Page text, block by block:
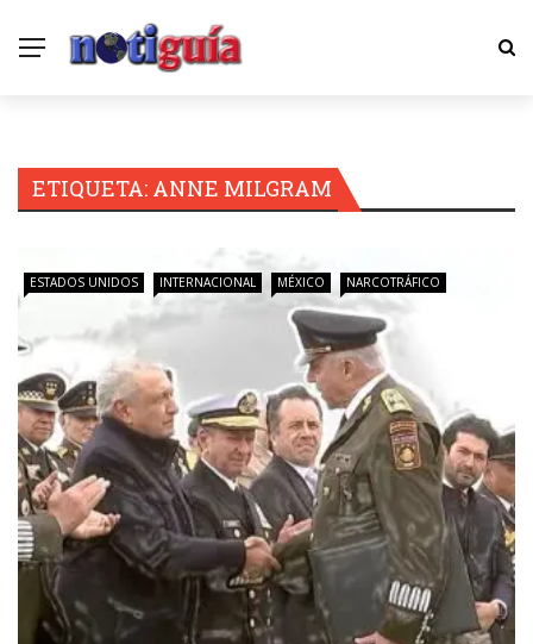
ETIQUETA: ANNE MILGRAM
ESTADOS UNIDOS INTERNACIONAL MÉXICO NARCOTRÁFICO